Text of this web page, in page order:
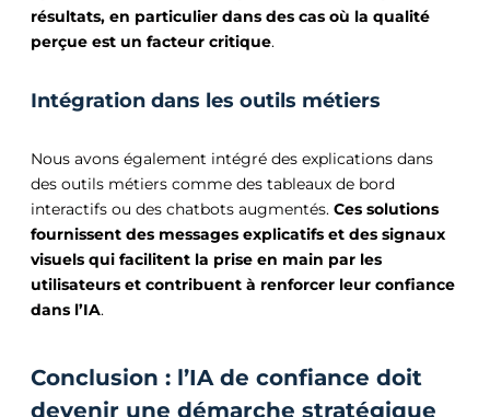
résultats, en particulier dans des cas où la qualité
perçue est un facteur critique.
Intégration dans les outils métiers
Nous avons également intégré des explications dans
des outils métiers comme des tableaux de bord
interactifs ou des chatbots augmentés. Ces solutions
fournissent des messages explicatifs et des signaux
visuels qui facilitent la prise en main par les
utilisateurs et contribuent à renforcer leur confiance
dans l’IA.
Conclusion : l’IA de confiance doit
devenir une démarche stratégique